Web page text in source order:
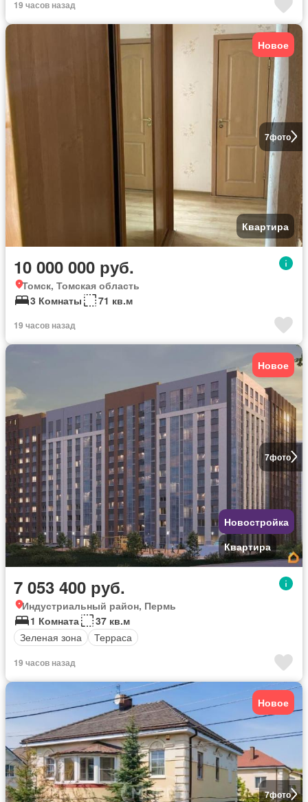
19 часов назад
7фото
Новое
Квартира
10 000 000 руб.
Томск, Томская область
3 Комнаты
71 кв.м
19 часов назад
7фото
Новое
Новостройка
Квартира
7 053 400 руб.
Индустриальный район, Пермь
1 Комната
37 кв.м
Зеленая зона
Терраса
19 часов назад
7фото
Новое